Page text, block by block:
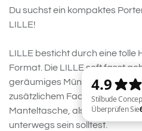
Du suchst ein kompaktes
LILLE!
LILLE besticht durch eine tolle
Format. Die LILLE soft fasst
geräumiges Münzfach, sowie
zusätzlichem Fach für Belege.
Manteltasche, also ideal, wenn
unterwegs sein solltest.